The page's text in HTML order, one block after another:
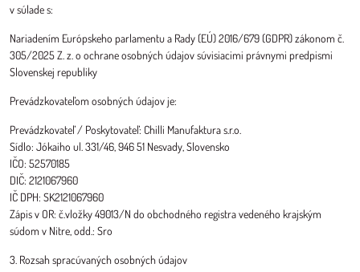
v súlade s:
Nariadením Európskeho parlamentu a Rady (EÚ) 2016/679 (GDPR) zákonom č.
305/2025 Z. z. o ochrane osobných údajov súvisiacimi právnymi predpismi
Slovenskej republiky
Prevádzkovateľom osobných údajov je:
Prevádzkovateľ / Poskytovateľ: Chilli Manufaktura s.r.o.
Sídlo: Jókaiho ul. 331/46, 946 51 Nesvady, Slovensko
IČO: 52570185
DIČ: 2121067960
IČ DPH: SK2121067960
Zápis v OR: č.vložky 49013/N do obchodného registra vedeného krajským
súdom v Nitre, odd.: Sro
3. Rozsah spracúvaných osobných údajov